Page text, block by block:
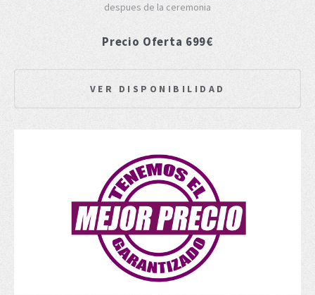
despues de la ceremonia
Precio Oferta 699€
VER DISPONIBILIDAD